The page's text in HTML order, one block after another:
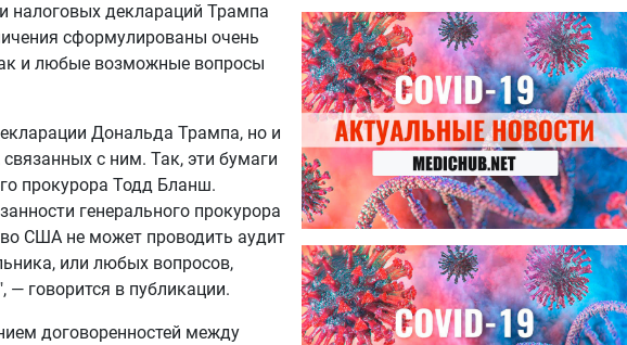
налоговых деклараций Трампа
сформулированы очень
и любые возможные вопросы
Дональда Трампа, но и
с ним. Так, эти бумаги
прокурора Тодд Бланш.
генерального прокурора
США не может проводить аудит
или любых вопросов,
говорится в публикации.
договоренностей между
04.08.2026
Специалисты дали советы, как
правильно пить витамины
27.07.2026
Лучше фасоли: диетолог
названа 8 продуктов,
содержащих много клетчатки